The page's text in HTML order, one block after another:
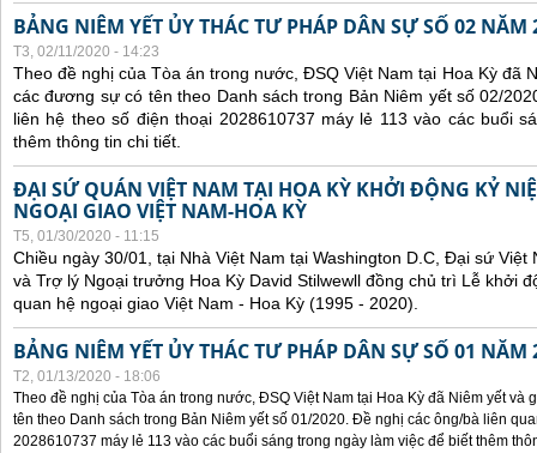
BẢNG NIÊM YẾT ỦY THÁC TƯ PHÁP DÂN SỰ SỐ 02 NĂM
T3, 02/11/2020 - 14:23
Theo đề nghị của Tòa án trong nước, ĐSQ Việt Nam tại Hoa Kỳ đã
các đương sự có tên theo Danh sách trong Bản Niêm yết số 02/
liên hệ theo số điện thoại 2028610737 máy lẻ 113 vào các buổi
thêm thông tin chi tiết.
ĐẠI SỨ QUÁN VIỆT NAM TẠI HOA KỲ KHỞI ĐỘNG KỶ
NGOẠI GIAO VIỆT NAM-HOA KỲ
T5, 01/30/2020 - 11:15
Chiều ngày 30/01, tại Nhà Việt Nam tại Washington D.C, Đại sứ Việt
và Trợ lý Ngoại trưởng Hoa Kỳ David Stilwewll đồng chủ trì Lễ khởi
quan hệ ngoại giao Việt Nam - Hoa Kỳ (1995 - 2020).
BẢNG NIÊM YẾT ỦY THÁC TƯ PHÁP DÂN SỰ SỐ 01 NĂM
T2, 01/13/2020 - 18:06
Theo đề nghị của Tòa án trong nước, ĐSQ Việt Nam tại Hoa Kỳ đã Niêm yết và
tên theo Danh sách trong Bản Niêm yết số 01/2020. Đề nghị các ông/bà liên
2028610737 máy lẻ 113 vào các buổi sáng trong ngày làm việc để biết thêm